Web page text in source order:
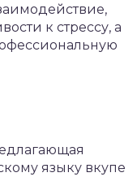
к стрессу, а
языку вкупе